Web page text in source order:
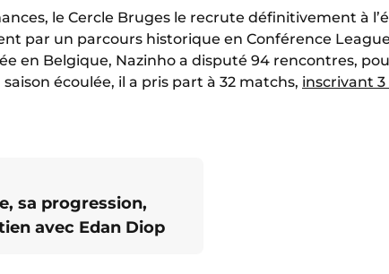
le Cercle Bruges le recrute définitivement à
par un parcours historique en Conférence
en Belgique, Nazinho a disputé 94 rencontres,
saison écoulée, il a pris part à 32 matchs, inscrivant
sa progression,
avec Edan Diop